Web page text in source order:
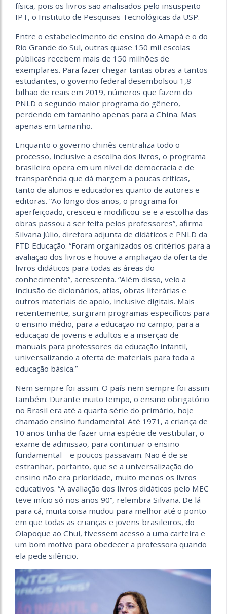
física, pois os livros são analisados pelo insuspeito
IPT, o Instituto de Pesquisas Tecnológicas da USP.
Entre o estabelecimento de ensino do Amapá e o do
Rio Grande do Sul, outras quase 150 mil escolas
públicas recebem mais de 150 milhões de
exemplares. Para fazer chegar tantas obras a tantos
estudantes, o governo federal desembolsou 1,8
bilhão de reais em 2019, números que fazem do
PNLD o segundo maior programa do gênero,
perdendo em tamanho apenas para a China. Mas
apenas em tamanho.
Enquanto o governo chinês centraliza todo o
processo, inclusive a escolha dos livros, o programa
brasileiro opera em um nível de democracia e de
transparência que dá margem a poucas críticas,
tanto de alunos e educadores quanto de autores e
editoras. “Ao longo dos anos, o programa foi
aperfeiçoado, cresceu e modificou-se e a escolha das
obras passou a ser feita pelos professores”, afirma
Silvana Júlio, diretora adjunta de didáticos e PNLD da
FTD Educação. “Foram organizados os critérios para a
avaliação dos livros e houve a ampliação da oferta de
livros didáticos para todas as áreas do
conhecimento”, acrescenta. “Além disso, veio a
inclusão de dicionários, atlas, obras literárias e
outros materiais de apoio, inclusive digitais. Mais
recentemente, surgiram programas específicos para
o ensino médio, para a educação no campo, para a
educação de jovens e adultos e a inserção de
manuais para professores da educação infantil,
universalizando a oferta de materiais para toda a
educação básica.”
Nem sempre foi assim. O país nem sempre foi assim
também. Durante muito tempo, o ensino obrigatório
no Brasil era até a quarta série do primário, hoje
chamado ensino fundamental. Até 1971, a criança de
10 anos tinha de fazer uma espécie de vestibular, o
exame de admissão, para continuar o ensino
fundamental – e poucos passavam. Não é de se
estranhar, portanto, que se a universalização do
ensino não era prioridade, muito menos os livros
educativos. “A avaliação dos livros didáticos pelo MEC
teve início só nos anos 90”, relembra Silvana. De lá
para cá, muita coisa mudou para melhor até o ponto
em que todas as crianças e jovens brasileiros, do
Oiapoque ao Chuí, tivessem acesso a uma carteira e
um bom motivo para obedecer a professora quando
ela pede silêncio.